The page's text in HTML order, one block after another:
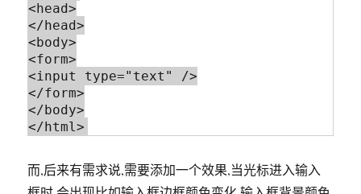
<head>
</head>
<body>
<form>
<input type="text" />
</form>
</body>
而,后来有需求说,需要添加一个效果,当光标进入输入